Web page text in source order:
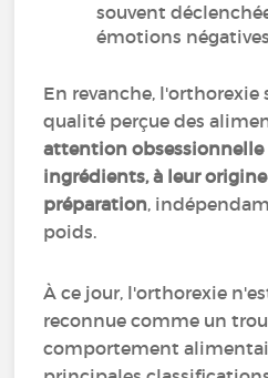
souvent
émotions
En revanche, l'orthorexie
qualité perçue des
attention obsessionnelle
ingrédients, à leur
préparation,
poids.
À ce jour, l'orthorexie
reconnue comme un
comportement